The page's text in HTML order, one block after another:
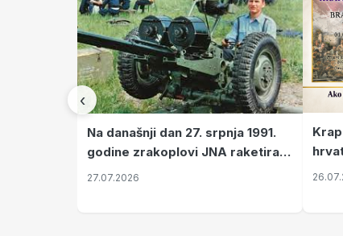
‹
Na današnji dan 27. srpnja 1991.
godine zrakoplovi JNA raketirali
su vojarnu i obučni centar "Nikola
27.07.2026